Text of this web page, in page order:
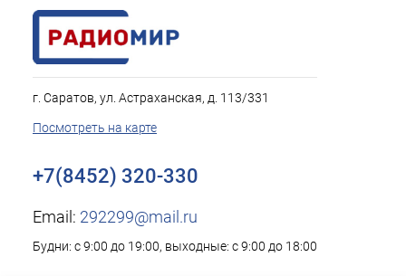
г. Саратов, ул. Астраханская, д. 113/331
Посмотреть на карте
+7(8452) 320-330
Email: 292299@mail.ru
Будни: с 9:00 до 19:00, выходные: с 9:00 до 18:00